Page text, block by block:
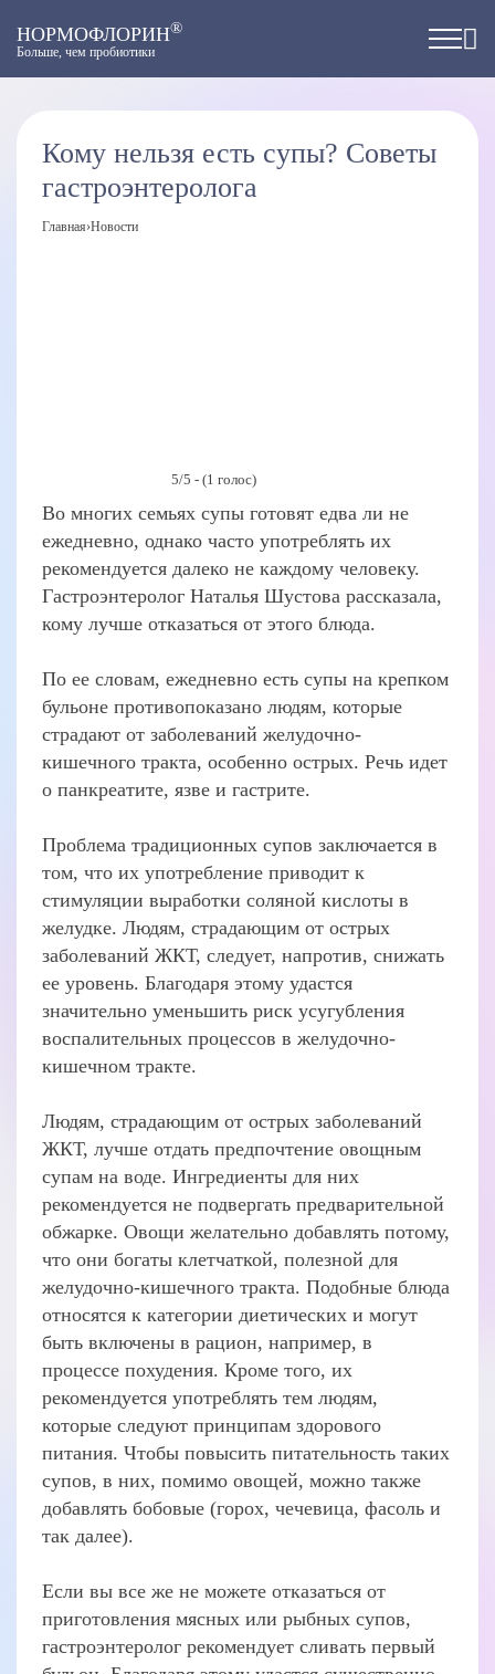
НОРМОФЛОРИН®
Больше, чем пробиотики
Кому нельзя есть супы? Советы
гастроэнтеролога
Главная›Новости
5/5 - (1 голос)
Во многих семьях супы готовят едва ли не
ежедневно, однако часто употреблять их
рекомендуется далеко не каждому человеку.
Гастроэнтеролог Наталья Шустова рассказала,
кому лучше отказаться от этого блюда.
По ее словам, ежедневно есть супы на крепком
бульоне противопоказано людям, которые
страдают от заболеваний желудочно-
кишечного тракта, особенно острых. Речь идет
о панкреатите, язве и гастрите.
Проблема традиционных супов заключается в
том, что их употребление приводит к
стимуляции выработки соляной кислоты в
желудке. Людям, страдающим от острых
заболеваний ЖКТ, следует, напротив, снижать
ее уровень. Благодаря этому удастся
значительно уменьшить риск усугубления
воспалительных процессов в желудочно-
кишечном тракте.
Людям, страдающим от острых заболеваний
ЖКТ, лучше отдать предпочтение овощным
супам на воде. Ингредиенты для них
рекомендуется не подвергать предварительной
обжарке. Овощи желательно добавлять потому,
что они богаты клетчаткой, полезной для
желудочно-кишечного тракта. Подобные блюда
относятся к категории диетических и могут
быть включены в рацион, например, в
процессе похудения. Кроме того, их
рекомендуется употреблять тем людям,
которые следуют принципам здорового
питания. Чтобы повысить питательность таких
супов, в них, помимо овощей, можно также
добавлять бобовые (горох, чечевица, фасоль и
так далее).
Если вы все же не можете отказаться от
приготовления мясных или рыбных супов,
гастроэнтеролог рекомендует сливать первый